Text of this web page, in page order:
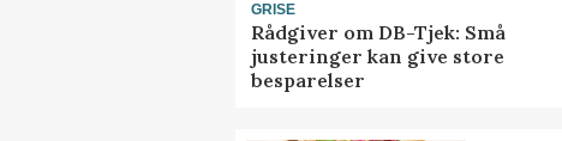
GRISE
Rådgiver om DB-Tjek: Små
justeringer kan give store
besparelser